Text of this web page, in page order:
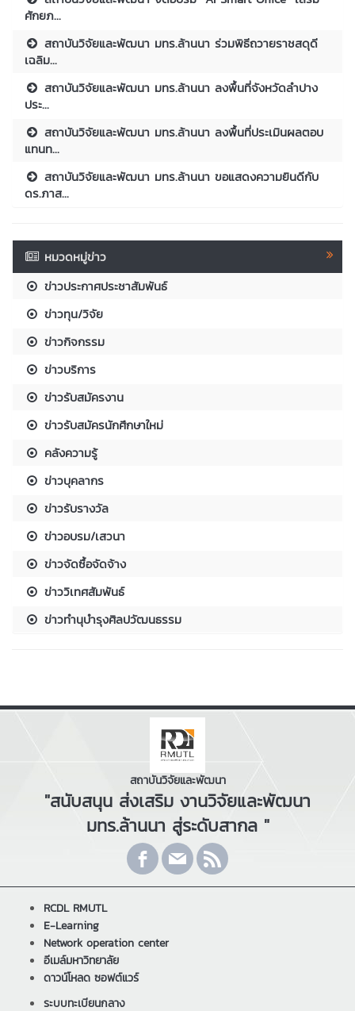
ศักยภ...
สถาบันวิจัยและพัฒนา มทร.ล้านนา ร่วมพิธีถวายราชสดุดี
เฉลิม...
สถาบันวิจัยและพัฒนา มทร.ล้านนา ลงพื้นที่จังหวัดลำปาง
ประ...
สถาบันวิจัยและพัฒนา มทร.ล้านนา ลงพื้นที่ประเมินผลตอบ
แทนท...
สถาบันวิจัยและพัฒนา มทร.ล้านนา ขอแสดงความยินดีกับ
ดร.ภาส...
หมวดหมู่ข่าว
ข่าวประกาศประชาสัมพันธ์
ข่าวทุน/วิจัย
ข่าวกิจกรรม
ข่าวบริการ
ข่าวรับสมัครงาน
ข่าวรับสมัครนักศึกษาใหม่
คลังความรู้
ข่าวบุคลากร
ข่าวรับรางวัล
ข่าวอบรม/เสวนา
ข่าวจัดซื้อจัดจ้าง
ข่าววิเทศสัมพันธ์
ข่าวทำนุบำรุงศิลปวัฒนธรรม
สถาบันวิจัยและพัฒนา
"สนับสนุน ส่งเสริม งานวิจัยและพัฒนา
มทร.ล้านนา สู่ระดับสากล "
RCDL RMUTL
E-Learning
Network operation center
อีเมล์มหาวิทยาลัย
ดาวน์โหลด ซอฟต์แวร์
ระบบทะเบียนกลาง